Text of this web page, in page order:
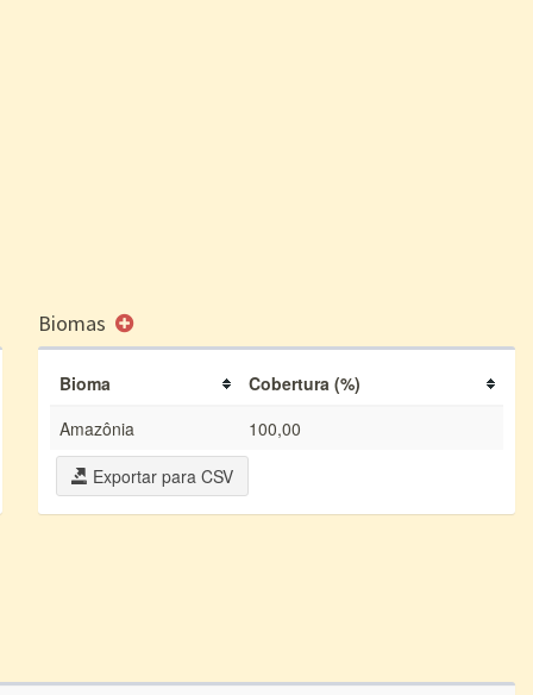
Biomas
Bioma
Cobertura (%)
Amazônia
100,00
Exportar para CSV